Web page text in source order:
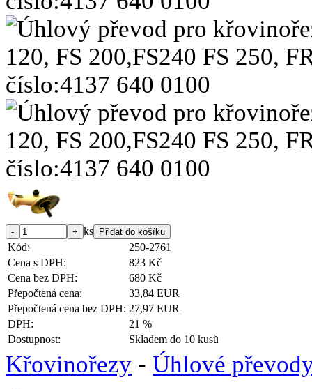
ks
Kód:
250-2761
Cena s DPH:
823 Kč
Cena bez DPH:
680 Kč
Přepočtená cena:
33,84 EUR
Přepočtená cena bez DPH: 27,97 EUR
DPH:
21 %
Dostupnost:
Skladem do 10 kusů
Křovinořezy - Úhlové